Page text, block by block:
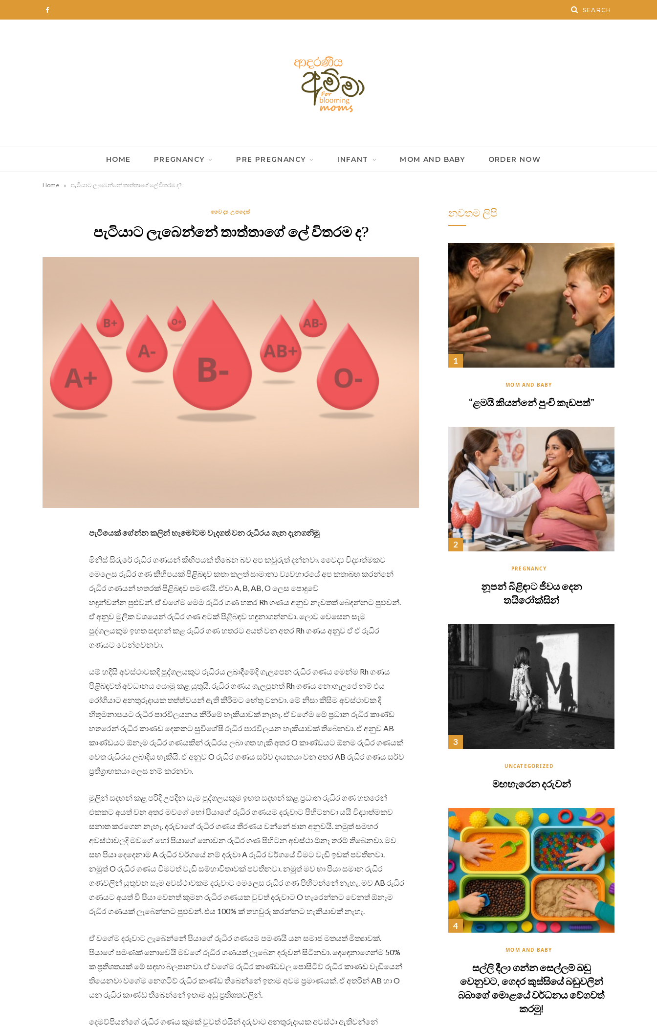
F
k
HOME PREGNANCY PRE PREGNANCY INFANT MOM AND BABY ORDER NOW
Home » පැටියාට ලැබෙන්නේ තාත්තාගේ ලේ විතරම ද?
වෛද්‍ය උපදෙස්
පැටියාට ලැබෙන්නේ තාත්තාගේ ලේ විතරම ද?
පැටියෙක් ගේන්න කලින් හැමෝටම වැදගත් වන රුධිරය ගැන දැනගනිමු
මිනිස් සිරුරේ රුධිර ගණයන් කිහිපයක් තිබෙන බව අප කවුරුත් දන්නවා. වෛද්‍ය විද්‍යාත්මකව
මෙලෙස රුධිර ගණ කිහිපයක් පිළිබඳව කතා කලත් සාමාන්‍ය ව්‍යවහාරයේ අප කතාබහ කරන්නේ
රුධිර ගණයන් හතරක් පිළිබඳව පමණයි. ඒවා A, B, AB, O ලෙස පොදුවේ
හඳුන්වන්න පුළුවන්. ඒ වගේම මෙම රුධිර ගණ හතර Rh ගණය අනුව නැවතත් බෙදන්නට පුළුවන්.
ඒ අනුව මුලික වශයෙන් රුධිර ගණ අටක් පිළිබඳව හඳුනාගන්නවා. ලොව වෙසෙන සෑම
පුද්ගලයකුම ඉහත සඳහන් කළ රුධිර ගණ හතරට අයත් වන අතර Rh ගණය අනුව ඒ ඒ රුධිර
ගණයට වෙන්වෙනවා.
යම් හදිසි අවස්ථාවකදි පුද්ගලයකුට රුධිරය ලබාදීමේදි ගැලපෙන රුධිර ගණය මෙන්ම Rh ගණය
පිළිබඳවත් අවධානය යොමු කළ යුතුයි. රුධිර ගණය ගැලපුනත් Rh ගණය නොගැලපේ නම් එය
රෝගියාට අනතුරුදායක තත්ත්වයන් ඇති කිරීමට හේතු වනවා. මේ නිසා කිසිම අවස්ථාවක දි
හිතුමනාපයට රුධිර පාරවිලයනය කිරීමේ හැකියාවක් නැහැ. ඒ වගේම මේ ප්‍රධාන රුධිර කාණ්ඩ
හතරෙන් රුධිර කාණඩ දෙකකට සුවිශේෂි රුධිර පාරවිලයන හැකියාවක් තිබෙනවා. ඒ අනුව AB
කාණ්ඩයට ඕනෑම රුධිර ගණයකින් රුධිරය ලබා ගත හැකි අතර O කාණ්ඩයට ඕනම රුධිර ගණයක්
වෙත රුධිරය ලබාදිය හැකියි. ඒ අනුව O රුධිර ගණය සර්ව දායකයා වන අතර AB රුධිර ගණය සර්ව
ප්‍රතිග්‍රාහකයා ලෙස නම් කරනවා.
මුලින් සඳහන් කළ පරිදි උපදින සෑම පුද්ගලයකුම ඉහත සඳහන් කළ ප්‍රධාන රුධිර ගණ හතරෙන්
එකකට අයත් වන අතර මවගේ හෝ පියාගේ රුධිර ගණයම දරුවාට පිහිටනවා යයි විද්‍යාත්මකව
සනාත කරගෙන නැහැ. දරුවාගේ රුධිර ගණය තීරණය වන්නේ ජාන අනුවයි. නමුත් සමහර
අවස්ථාවලදි මවගේ හෝ පියාගේ නොවන රුධිර ගණ පිහිටන අවස්ථා ඕනෑ තරම් තිබෙනවා. මව
සහ පියා දෙදෙනාම A රුධිර වර්ගයේ නම් දරුවා A රුධිර වර්ගයේ වීමට වැඩි ඉඩක් පවතිනවා.
නමුත් O රුධිර ගණය වීමටත් වැඩි සම්භාවිතාවක් පවතිනවා. නමුත් මව හා පියා සමාන රුධිර
ගණවලින් යුතුවන සෑම අවස්ථාවකම දරුවාට මෙලෙස රුධිර ගණ පිහිටන්නේ නැහැ. මව AB රුධිර
ගණයට අයත් වී පියා වෙනත් කුමන රුධිර ගණයක වුවත් දරුවාට O හැරෙන්නට වෙනත් ඕනෑම
රුධිර ගණයක් ලැබෙන්නට පුළුවන්. එය 100% ක් තහවුරු කරන්නට හැකියාවක් නැහැ.
ඒ වගේම දරුවාට ලැබෙන්නේ පියාගේ රුධිර ගණයම පමණයි යන සමාජ මතයත් මිත්‍යාවක්.
පියාගේ පමණක් නොවෙයි මවගේ රුධිර ගණයත් ලැබෙන දරුවන් සිටිනවා. දෙදෙනාගෙන්ම 50%
ක ප්‍රතිශතයක් මේ සඳහා බලපානවා. ඒ වගේම රුධිර කාණ්ඩවල පොසිටිව් රුධිර කාණඩ වැඩියෙන්
තියෙනවා වගේම නෙගටිව් රුධිර කාණ්ඩ තිබෙන්නේ ඉතාම අවම ප්‍රමාණයක්. ඒ අතරින් AB හා O
යන රුධිර කාණ්ඩ තිබෙන්නේ ඉතාම අඩු ප්‍රතිශතවලින්.
දෙමව්පියන්ගේ රුධිර ගණය කුමක් වුවත් එයින් දරුවාට අනතුරුදායක අවස්ථා ඇතිවන්නේ
නවතම ලිපි
MOM AND BABY
“ළමයි කියන්නේ පුංචි කැඩපත්”
PREGNANCY
නූපන් බිළිඳාට ජීවය දෙන
තයිරෝක්සින්
UNCATEGORIZED
මඟහැරෙන දරුවන්
MOM AND BABY
සල්ලි දීලා ගන්න සෙල්ලම් බඩු
වෙනුවට, ගෙදර කුස්සියේ බඩුවලින්
බබාගේ මොළයේ වර්ධනය වේගවත්
කරමු!